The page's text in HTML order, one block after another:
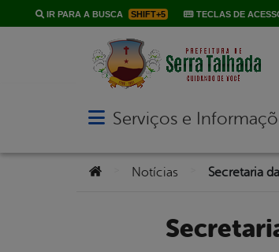
IR PARA A BUSCA SHIFT+5 TECLAS DE
Abrir menu principal de
Serviços e
Você está aqui:
Notícias
Secretaria da Mulher leva formação ambiental para mulheres